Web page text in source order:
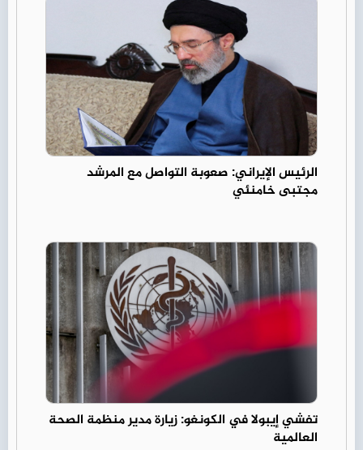
الرئيس الإيراني: صعوبة التواصل مع المرشد
مجتبى خامنئي
تفشي إيبولا في الكونغو: زيارة مدير منظمة الصحة
العالمية